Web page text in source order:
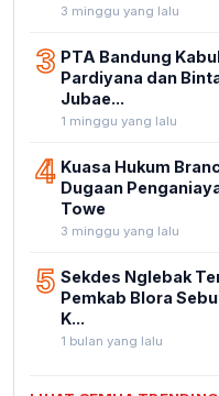
3 minggu yang lalu
3 PTA Bandung
Pardiyana dan
Jubae...
1 minggu yang lalu
4 Kuasa Hukum
Dugaan
Towe
3 minggu yang lalu
5 Sekdes Nglebak
Pemkab Blora
K...
1 bulan yang lalu